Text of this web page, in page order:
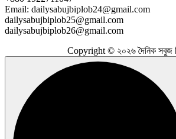
Email: dailysabujbiplob24@gmail.com
dailysabujbiplob25@gmail.com
dailysabujbiplob26@gmail.com
Copyright © ২০২৬ দৈনিক সবুজ